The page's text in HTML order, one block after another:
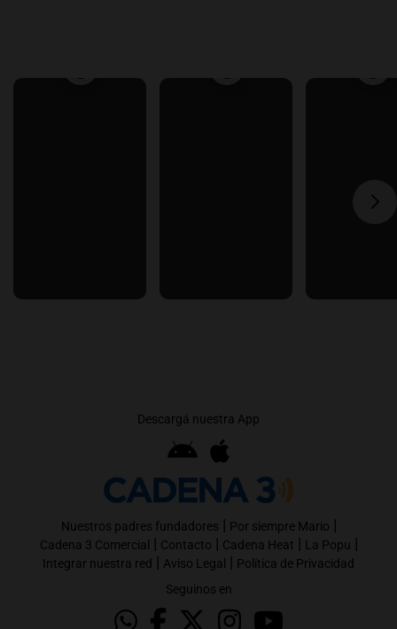
Descargá nuestra App
Nuestros padres fundadores | Por siempre Mario |
Cadena 3 Comercial | Contacto | Cadena Heat | La Popu |
Integrar nuestra red | Aviso Legal | Política de Privacidad
Seguinos en